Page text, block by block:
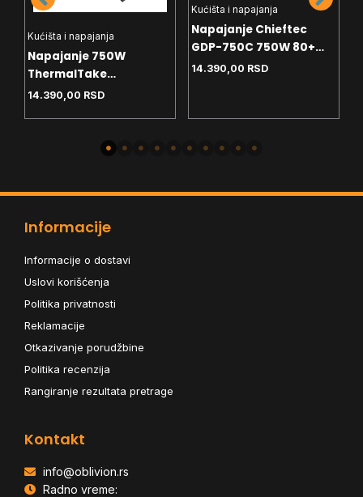
Kućišta i napajanja
Napajanje 750W
ThermalTake
Toughpower GT 80 plus
14.390,00 RSD
Kućišta i napajanja
Napajanje Chieftec
GDP-750C 750W 80+
Bronze
14.390,00 RSD
Informacije
Informacije o dostavi
Uslovi korišćenja
Politika privatnosti
Reklamacije
Otkazivanje porudžbine
Politika recenzija
Rangiranje rezultata pretrage
Kontakt
info@oblivion.rs
Radno vreme: